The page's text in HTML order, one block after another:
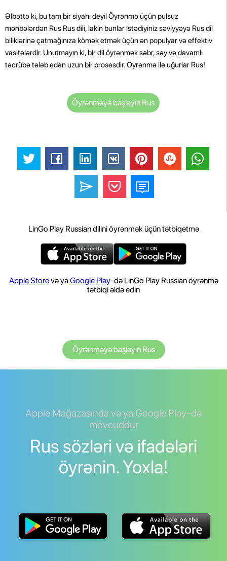
Əlbəttə ki, bu tam bir siyahı deyil Öyrənmə üçün pulsuz
mənbələrdən Rus Rus dili, lakin bunlar istədiyiniz səviyyəyə Rus dil
biliklərinə çatmağınıza kömək etmək üçün ən populyar və effektiv
vasitələrdir. Unutmayın ki, bir dil öyrənmək səbr, səy və davamlı
təcrübə tələb edən uzun bir prosesdir. Öyrənmə ilə uğurlar Rus!
Öyrənməyə başlayın Rus
LinGo Play Russian dilini öyrənmək üçün tətbiqetmə
Apple Storevə yaGoogle Play-də LinGo Play Russian öyrənmə
tətbiqi əldə edin
Öyrənməyə başlayın Rus
Apple Mağazasında və ya Google Play-də
mövcuddur
Rus sözləri və ifadələri
öyrənin. Yoxla!